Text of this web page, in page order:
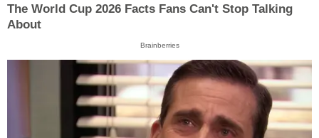
The World Cup 2026 Facts Fans Can't Stop Talking
About
Brainberries